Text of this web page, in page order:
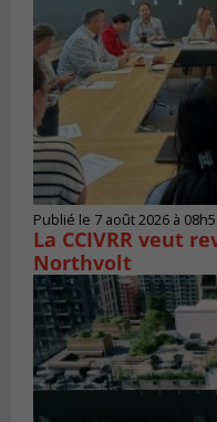
Publié le 7 août 2026 à
La CCIVRR veut
Northvolt